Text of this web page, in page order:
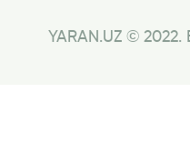
YARAN.UZ ©